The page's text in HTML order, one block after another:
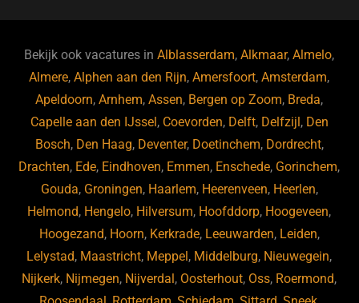
b
o
o
k
ky dI
n
Bekijk ook vacatures inAlblasserdam,Alkmaar,Almelo,
Almere,Alphen aan den Rijn,Amersfoort,Amsterdam,
Apeldoorn,Arnhem,Assen, Bergen op Zoom, Breda,
Capelle aan den IJssel, Coevorden, Delft, Delfzijl, Den
Bosch, Den Haag, Deventer, Doetinchem, Dordrecht,
Drachten, Ede, Eindhoven, Emmen, Enschede, Gorinchem,
Gouda, Groningen, Haarlem, Heerenveen, Heerlen,
Helmond, Hengelo, Hilversum, Hoofddorp, Hoogeveen,
Hoogezand, Hoorn, Kerkrade, Leeuwarden, Leiden,
Lelystad, Maastricht, Meppel, Middelburg, Nieuwegein,
Nijkerk, Nijmegen, Nijverdal, Oosterhout, Oss, Roermond,